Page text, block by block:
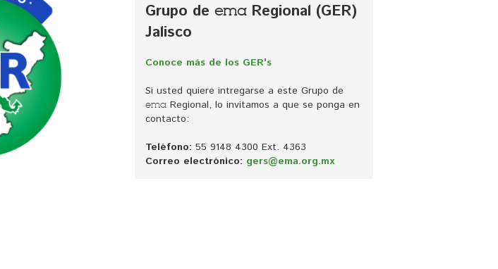
Grupo de emaRegional (GER)
Jalisco
Conoce más de los GER's
Si usted quiere intregarse a este Grupo de
ema Regional, lo invitamos a que se ponga en
contacto:
Teléfono: 55 9148 4300 Ext. 4363
Correo electrónico: gers@ema.org.mx